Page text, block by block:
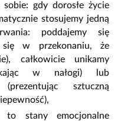
gdy dorosłe życie
stosujemy jedną
poddajemy się
się w przekonaniu, że
całkowicie unikamy
w nałogi) lub
sztuczną
to stany emocjonalne